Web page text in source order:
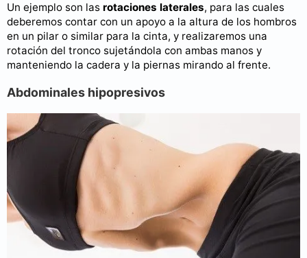
Un ejemplo son las rotaciones laterales, para las cuales
deberemos contar con un apoyo a la altura de los hombros
en un pilar o similar para la cinta, y realizaremos una
rotación del tronco sujetándola con ambas manos y
manteniendo la cadera y la piernas mirando al frente.
Abdominales hipopresivos